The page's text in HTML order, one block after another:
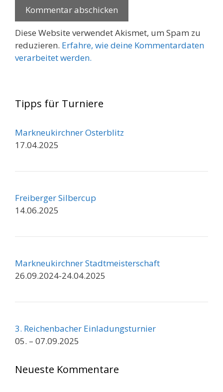
Diese Website verwendet Akismet, um Spam zu
reduzieren. Erfahre, wie deine Kommentardaten
verarbeitet werden.
Tipps für Turniere
Markneukirchner Osterblitz
17.04.2025
Freiberger Silbercup
14.06.2025
Markneukirchner Stadtmeisterschaft
26.09.2024-24.04.2025
3. Reichenbacher Einladungsturnier
05. – 07.09.2025
Neueste Kommentare